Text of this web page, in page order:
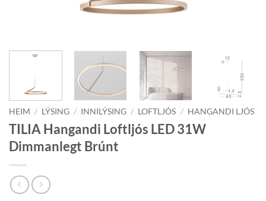
HEIM / LÝSING / INNILÝSING / LOFTLJÓS / HANGANDI LJÓS
TILIA Hangandi Loftljós LED 31W
Dimmanlegt Brúnt